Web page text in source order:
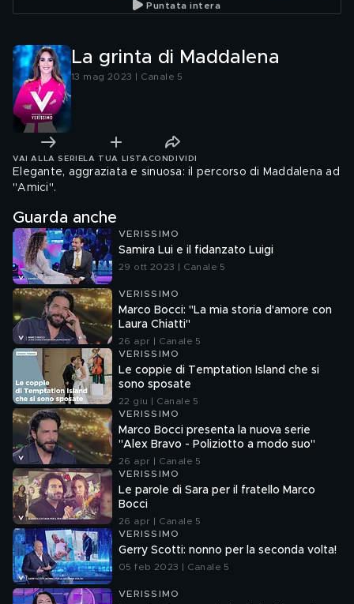
Puntata intera
La grinta di Maddalena
13 mag 2023 | Canale 5
VAI ALLA SERIE LA TUA LISTA CONDIVIDI
Elegante, aggraziata e sinuosa: il percorso di Maddalena ad
"Amici".
Guarda anche
VERISSIMO
Samira Lui e il fidanzato Luigi
29 ott 2023 | Canale 5
VERISSIMO
Marco Bocci: "La mia storia d'amore con
Laura Chiatti"
26 apr | Canale 5
VERISSIMO
Le coppie di Temptation Island che si
sono sposate
22 giu | Canale 5
VERISSIMO
Marco Bocci presenta la nuova serie
"Alex Bravo - Poliziotto a modo suo"
26 apr | Canale 5
VERISSIMO
Le parole di Sara per il fratello Marco
Bocci
26 apr | Canale 5
VERISSIMO
Gerry Scotti: nonno per la seconda volta!
05 feb 2023 | Canale 5
VERISSIMO